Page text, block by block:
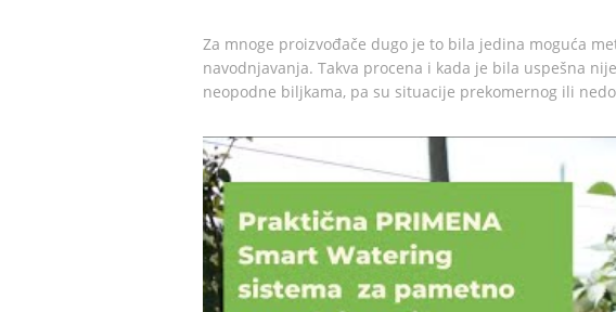
Za mnoge proizvođače dugo je to bila jedina moguća
navodnjavanja. Takva procena i kada je bila uspešna
neopodne biljkama, pa su situacije prekomernog ili